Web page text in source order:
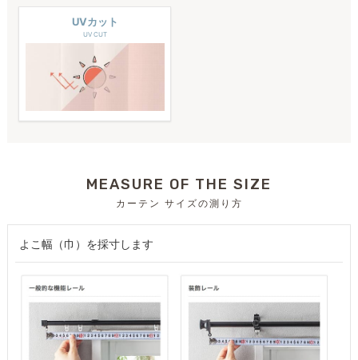
UVカット
UV CUT
MEASURE OF THE SIZE
カーテン サイズの測り方
よこ幅（巾）を採寸します